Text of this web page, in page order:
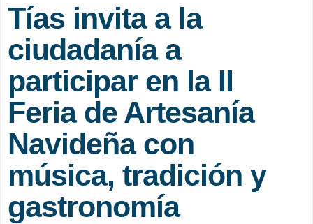
Tías invita a la
ciudadanía a
participar en la II
Feria de Artesanía
Navideña con
música, tradición y
gastronomía